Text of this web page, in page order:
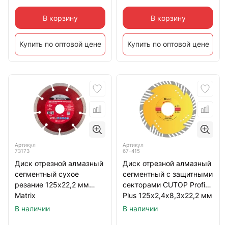
В корзину
Купить по оптовой цене
В корзину
Купить по оптовой цене
Артикул
73173
Диск отрезной алмазный
сегментный сухое
резание 125х22,2 мм
Matrix
В наличии
Артикул
67-415
Диск отрезной алмазный
сегментный с защитными
секторами CUTOP Profi
Plus 125х2,4х8,3х22,2 мм
В наличии